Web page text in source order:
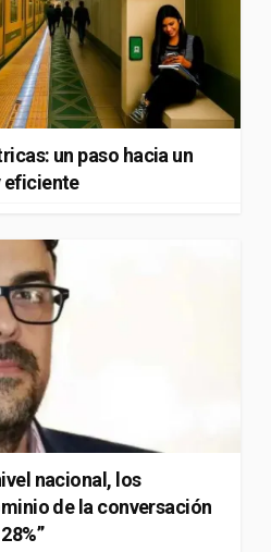
un paso hacia un
eficiente
nacional, los
de la conversación